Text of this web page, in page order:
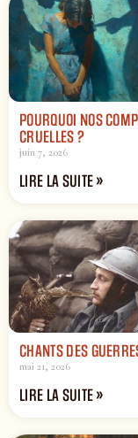
POURQUOI NOS
CRUELLES ?
juin 7, 2026
LIRE LA SUITE »
CHANTS DES
mai 21, 2026
LIRE LA SUITE »